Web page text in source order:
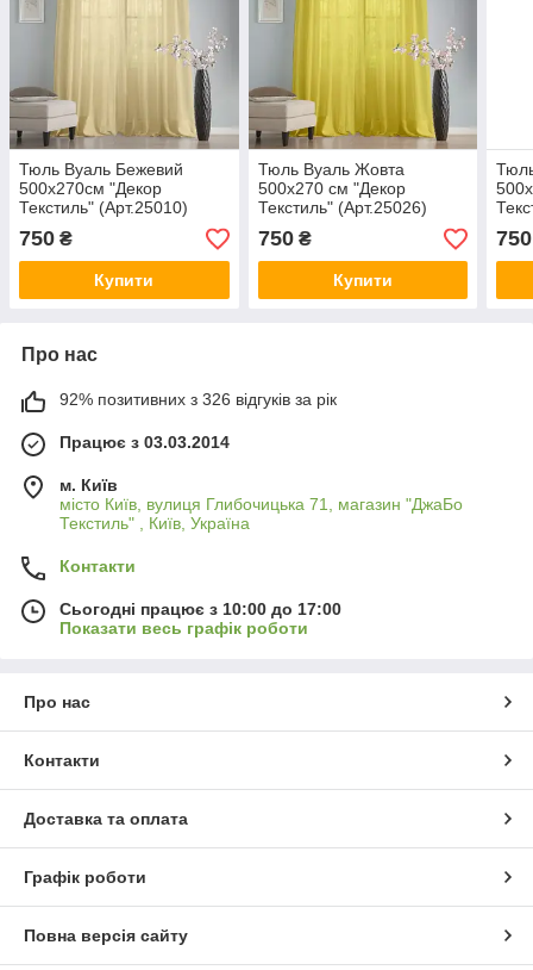
Тюль Вуаль Бежевий
500х270см "Декор
Текстиль" (Арт.25010)
750 ₴
Купити
Тюль Вуаль Жовта
500х270 см "Декор
Текстиль" (Арт.25026)
750₴
Купити
750
Про нас
92% позитивних з 326 відгуків за рік
Працює з 03.03.2014
м. Київ
місто Київ, вулиця Глибочицька 71, магазин "ДжаБо
Текстиль" , Київ, Україна
Контакти
Сьогодні працює з 10:00 до 17:00
Показати весь графік роботи
Про нас
Контакти
Доставка та оплата
Графік роботи
Повна версія сайту